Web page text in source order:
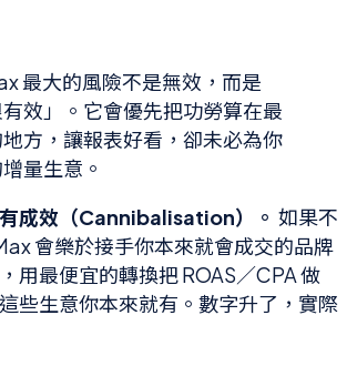
最大的風險不是無效，而是
有效」。它會優先把功勞算在最
方，讓報表好看，卻未必為你
量生意。
成效（Cannibalisation）。 如果不
會樂於接手你本來就會成交的品牌
用最便宜的轉換把 ROAS／CPA 做
些生意你本來就有。數字升了，實際